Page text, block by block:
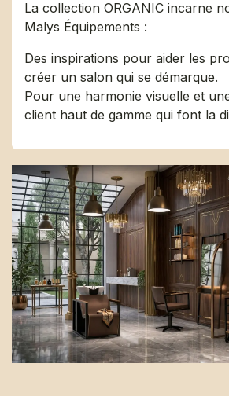
La collection ORGANIC incarne
Malys Équipements :
Des inspirations pour aider les
créer un salon qui se démarque.
Pour une harmonie visuelle et
client haut de gamme qui font la